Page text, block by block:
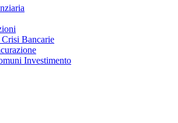
Bancarie
Investimento